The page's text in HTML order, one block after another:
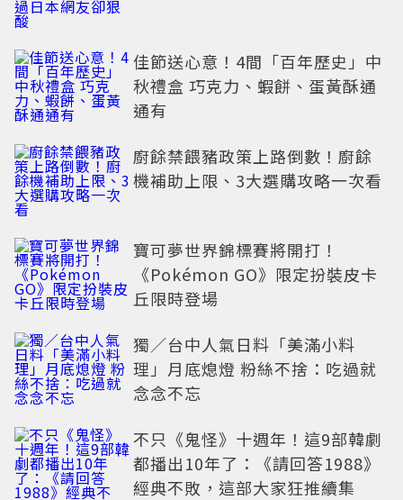
佳節送心意！4間「百年歷史」中
秋禮盒 巧克力、蝦餅、蛋黃酥通
通有
廚餘禁餵豬政策上路倒數！廚餘
機補助上限、3大選購攻略一次看
寶可夢世界錦標賽將開打！
《Pokémon GO》限定扮裝皮卡
丘限時登場
獨／台中人氣日料「美滿小料
理」月底熄燈 粉絲不捨：吃過就
念念不忘
不只《鬼怪》十週年！這9部韓劇
都播出10年了：《請回答1988》
經典不敗，這部大家狂推續集